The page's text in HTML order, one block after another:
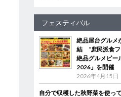
フェスティバル
絶品屋台グルメ
結 “庶民派食フ
絶品グルメビー
2026」を開催
2026年4月15日
自分で収穫した秋野菜を使